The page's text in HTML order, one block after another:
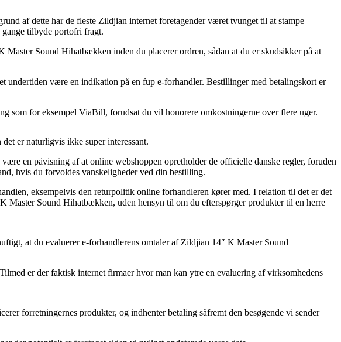
af dette har de fleste Zildjian internet foretagender været tvunget til at stampe
gange tilbyde portofri fragt.
Sound Hihatbækken inden du placerer ordren, sådan at du er skudsikker på at
undertiden være en indikation på en fup e-forhandler. Bestillinger med betalingskort er
som for eksempel ViaBill, forudsat du vil honorere omkostningerne over flere uger.
er naturligvis ikke super interessant.
en påvisning af at online webshoppen opretholder de officielle danske regler, foruden
hvis du forvoldes vanskeligheder ved din bestilling.
eksempelvis den returpolitik online forhandleren kører med. I relation til det er det
Master Sound Hihatbækken, uden hensyn til om du efterspørger produkter til en herre
at du evaluerer e-forhandlerens omtaler af Zildjian 14″ K Master Sound
er der faktisk internet firmaer hvor man kan ytre en evaluering af virksomhedens
forretningernes produkter, og indhenter betaling såfremt den besøgende vi sender